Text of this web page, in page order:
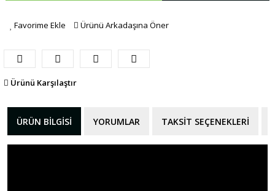
Favorime Ekle Ürünü Arkadaşına Öner
Ürünü Karşılaştır
ÜRÜN BILGISI YORUMLAR TAKSIT SEÇENEKLERI